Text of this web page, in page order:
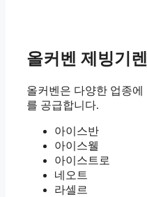
올커벤 제빙기
올커벤은 다양한 업종에
를 공급합니다.
아이스반
아이스웰
아이스트로
네오트
라셀르